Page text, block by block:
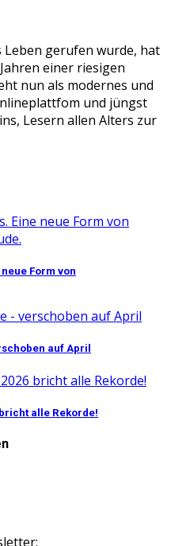
Leben gerufen wurde, hat
einer riesigen
nun als modernes und
und jüngst
Lesern allen Alters zur
Form von
auf April
alle Rekorde!